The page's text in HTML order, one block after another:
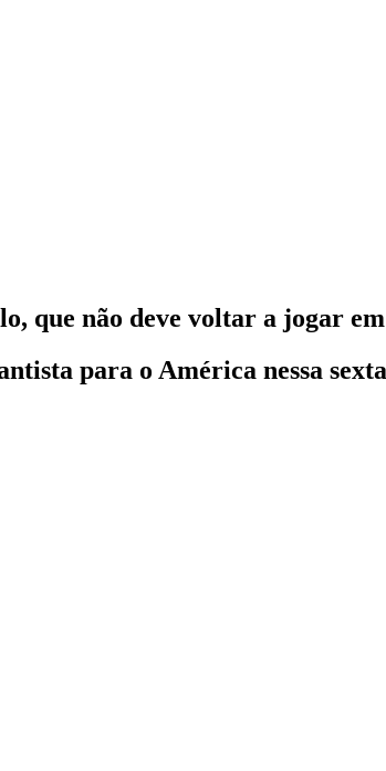
que não deve voltar a jogar
para o América nessa